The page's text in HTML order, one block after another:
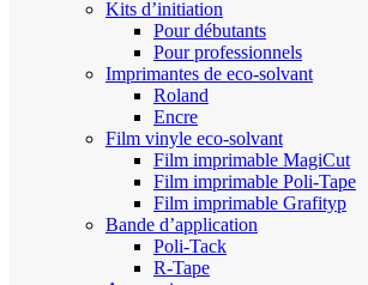
Kits d’initiation
Pour débutants
Pour professionnels
Imprimantes de eco-solvant
Roland
Encre
Film vinyle eco-solvant
Film imprimable MagiCut
Film imprimable Poli-Tape
Film imprimable Grafityp
Bande d’application
Poli-Tack
R-Tape